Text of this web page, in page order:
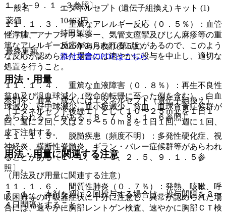
１．１−９．１．３参照〕。
１１．１．３． 重篤なアレルギー反応（０．５％）：血管
性浮腫、アナフィラキシー、気管支痙攣及びじん麻疹等の重
篤なアレルギー反応があらわれることがあるので、このよう
な反応が認められた場合には速やかに投与を中止し、適切な
処置を行うこと。
１１．１．４． 重篤な血液障害（０．８％）：再生不良性
貧血及び汎血球減少（致命的転帰に至った例を含む）、白血
球減少、好中球減少、血小板減少、貧血、血球貪食症候群が
あらわれることがある〔８．７、９．１．６参照〕。
１１．１．５． 脱髄疾患（頻度不明）：多発性硬化症、視
神経炎、横断性脊髄炎、ギラン・バレー症候群等があらわれ
ることがある〔１．１、１．３、２．５、９．１．５参
照〕。
１１．１．６． 間質性肺炎（０．７％）：発熱、咳嗽、呼
吸困難等の呼吸器症状に十分に注意し、異常が認められた場
合には、速やかに胸部レントゲン検査、速やかに胸部ＣＴ検
一般名
エタネルセプト (遺伝子組換え) キット (1)
薬価
10463円
メーカー
持田製薬
最終更新
2026年04月改訂(第6版)
添付文書のPDFはこちら
用法・用量
本剤を、通常、成人にはエタネルセプト（遺伝子組換え）
［エタネルセプト後続１］として１０〜２５ｍｇを１日１
回、週に２回、又は２５〜５０ｍｇを１日１回、週に１回、
皮下注射する。
用法・用量に関連する注意
（用法及び用量に関連する注意）
７．１． 本剤を週に２回投与する場合は、投与間隔を３〜
４日間隔とすること。